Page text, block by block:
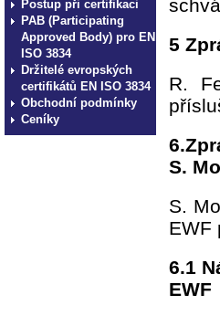
Postup při certifikaci
PAB (Participating
Approved Body) pro EN
ISO 3834
Držitelé evropských
certifikátů EN ISO 3834
Obchodní podmínky
Ceníky
5
R.
S.
S.
EWF
6.1
EWF